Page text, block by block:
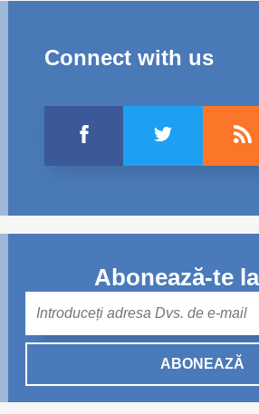
Connect with us
Abonează-te
ABONEAZĂ